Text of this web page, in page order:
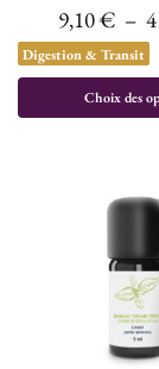
9,10€ –
Digestion & Transit
Choix des